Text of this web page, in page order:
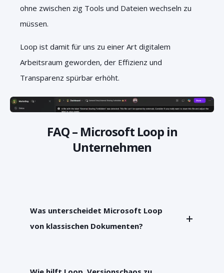
ohne zwischen zig Tools und Dateien wechseln zu
müssen.
Loop ist damit für uns zu einer Art digitalem
Arbeitsraum geworden, der Effizienz und
Transparenz spürbar erhöht.
FAQ – Microsoft Loop in
Unternehmen
Was unterscheidet Microsoft Loop
von klassischen Dokumenten?